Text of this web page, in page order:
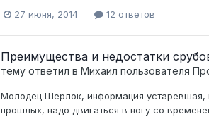
27 июня, 2014 12 ответов
Преимущества и недостатки
тему ответил в Михаил пользователя
Молодец Шерлок, информация устаревшая,
прошлых, надо двигаться в ногу со